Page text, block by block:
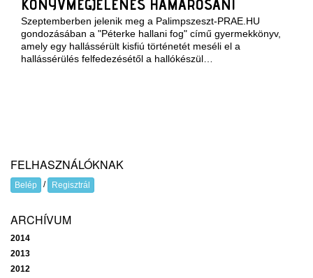
KÖNYVMEGJELENÉS HAMAROSAN!
Szeptemberben jelenik meg a Palimpszeszt-PRAE.HU
gondozásában a "Péterke hallani fog" című gyermekkönyv,
amely egy hallássérült kisfiú történetét meséli el a
hallássérülés felfedezésétől a hallókészül…
FELHASZNÁLÓKNAK
Belép / Regisztrál
ARCHÍVUM
2014
2013
2012